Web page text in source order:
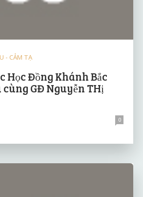
- CẢM TẠ
Học Đồng Khánh Bắc
GĐ Nguyễn THị
0